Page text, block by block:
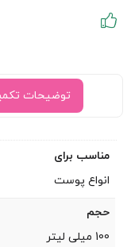
توضیحات
مناسب برای
انواع پوست
حجم
100 میلی لیتر